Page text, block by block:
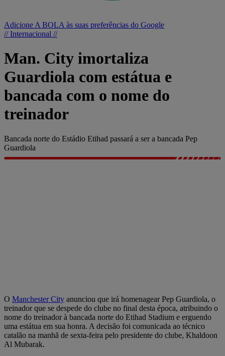
Adicione A BOLA às suas preferências do Google
// Internacional //
Man. City imortaliza
Guardiola com estátua e
bancada com o nome do
treinador
Bancada norte do Estádio Etihad passará a ser a bancada Pep
Guardiola
O Manchester City anunciou que irá homenagear Pep Guardiola, o
treinador que se despede do clube no final desta época, atribuindo o
nome do treinador à bancada norte do Etihad Stadium e erguendo
uma estátua em sua honra. A decisão foi comunicada ao técnico
catalão na manhã de sexta-feira pelo presidente do clube, Khaldoon
Al Mubarak.